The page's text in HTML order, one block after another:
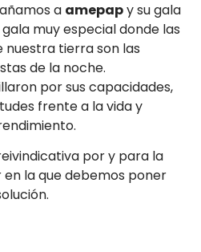
a amepapy su gala
muy especial donde las
nuestra tierra son las
de la noche.
por sus capacidades,
frente a la vida y
por y para la
la que debemos poner